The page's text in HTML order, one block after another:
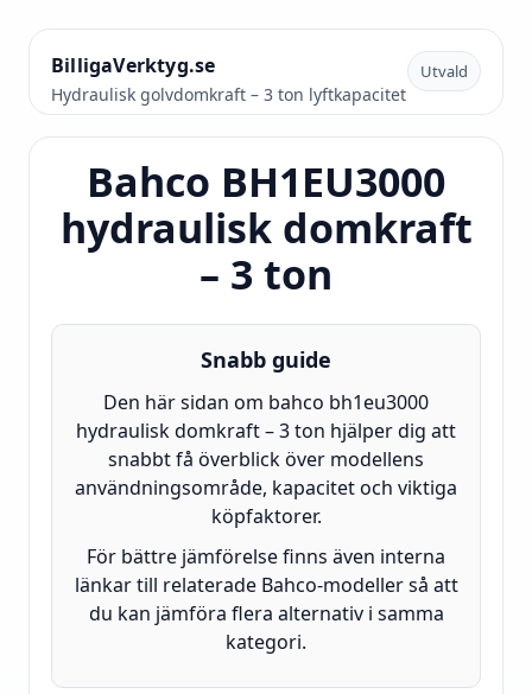
BilligaVerktyg.se
Hydraulisk golvdomkraft – 3 ton lyftkapacitet
Utvald
Bahco BH1EU3000
hydraulisk domkraft
– 3 ton
Snabb guide
Den här sidan om bahco bh1eu3000
hydraulisk domkraft – 3 ton hjälper dig att
snabbt få överblick över modellens
användningsområde, kapacitet och viktiga
köpfaktorer.
För bättre jämförelse finns även interna
länkar till relaterade Bahco-modeller så att
du kan jämföra flera alternativ i samma
kategori.